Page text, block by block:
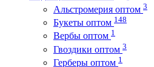
Альстромерия оптом 3
Букеты оптом 148
Вербы оптом 1
Гвоздики оптом 3
Герберы оптом 1